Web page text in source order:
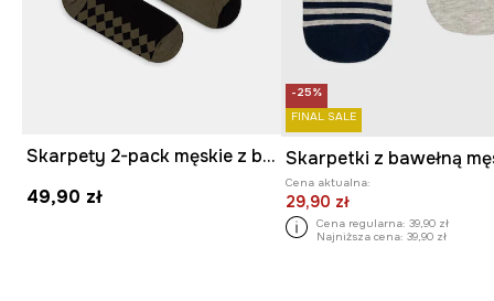
Skarpety 2-pack męskie z bawełną
49,90 zł
-25%
FINAL SALE
Cena aktualna:
29,90 zł
Cena regularna: 39,90 zł
Najniższa cena: 39,90 zł